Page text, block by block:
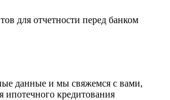
для отчетности перед банком
данные и мы свяжемся с вами,
ипотечного кредитования